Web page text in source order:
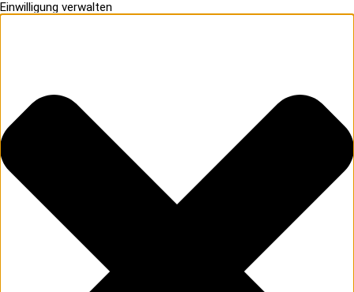
Einwilligung verwalten